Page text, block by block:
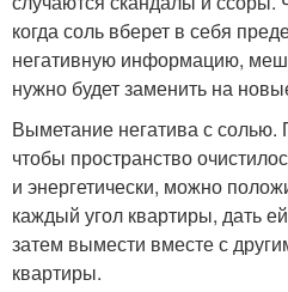
когда соль вберет в себя
негативную информацию,
нужно будет заменить на
Выметание негатива с солью.
чтобы пространство
и энергетически, можно
каждый угол квартиры, дать
затем вымести вместе с
квартиры.